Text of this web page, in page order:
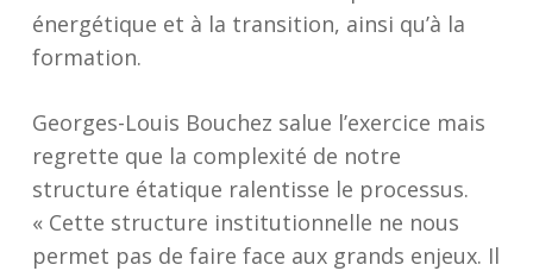
énergétique et à la transition, ainsi qu’à la
formation.
Georges-Louis Bouchez salue l’exercice mais
regrette que la complexité de notre
structure étatique ralentisse le processus.
« Cette structure institutionnelle ne nous
permet pas de faire face aux grands enjeux. Il